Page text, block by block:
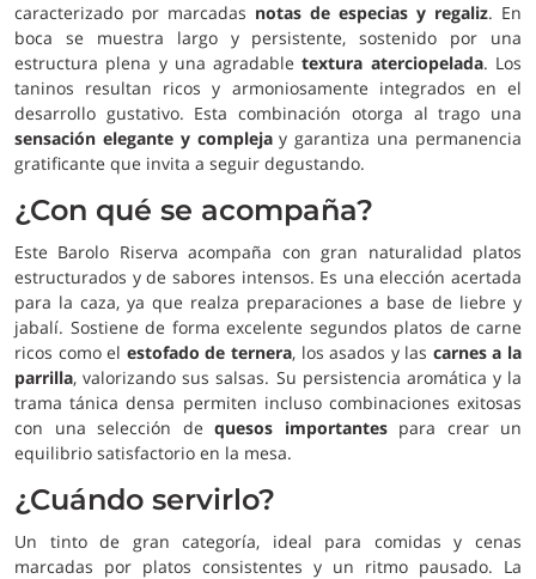
caracterizado por marcadas notas de especias y regaliz. En
boca se muestra largo y persistente, sostenido por una
estructura plena y una agradabletextura aterciopelada. Los
taninos resultan ricos y armoniosamente integrados en el
desarrollo gustativo. Esta combinación otorga al trago una
sensación elegante y complejay garantiza una permanencia
gratificante que invita a seguir degustando.
¿Con qué se acompaña?
Este Barolo Riserva acompaña con gran naturalidad platos
estructurados y de sabores intensos. Es una elección acertada
para la caza, ya que realza preparaciones a base de liebre y
jabalí. Sostiene de forma excelente segundos platos de carne
ricos como el estofado de ternera, los asados y las carnes a la
parrilla, valorizando sus salsas. Su persistencia aromática y la
trama tánica densa permiten incluso combinaciones exitosas
con una selección de quesos importantespara crear un
equilibrio satisfactorio en la mesa.
¿Cuándo servirlo?
Un tinto de gran categoría, ideal para comidas y cenas
marcadas por platos consistentes y un ritmo pausado. La